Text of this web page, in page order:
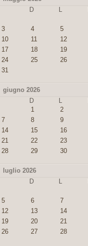
D
L
3
4 5
10
11 12
17
18 19
24
25 26
31
giugno 2026
D
L
1
2
7
8 9
14
15 16
21
22 23
28
29 30
luglio 2026
D
L
5
6 7
12
13 14
19
20 21
26
27 28